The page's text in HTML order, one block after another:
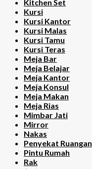
Kitchen Set
Kursi
Kursi Kantor
Kursi Malas
Kursi Tamu
Kursi Teras
Meja Bar
Meja Belajar
Meja Kantor
Meja Konsul
Meja Makan
Meja Rias
Mimbar Jati
Mirror
Nakas
Penyekat Ruangan
Pintu Rumah
Rak